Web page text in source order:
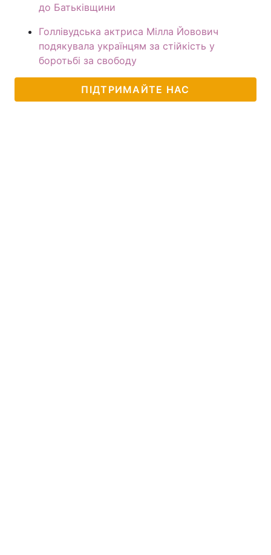
до Батьківщини
Голлівудська актриса Мілла Йовович
подякувала українцям за стійкість у
боротьбі за свободу
ПІДТРИМАЙТЕ НАС